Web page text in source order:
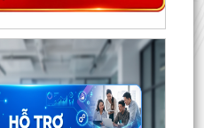
Ban Chấp hành Đảng bộ
tác đấu tranh, ngăn chặn
buôn bán trái phép chim